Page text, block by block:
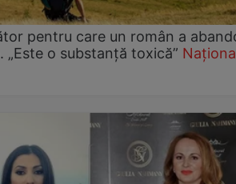
pentru care un român a
„Este o substanță toxică”